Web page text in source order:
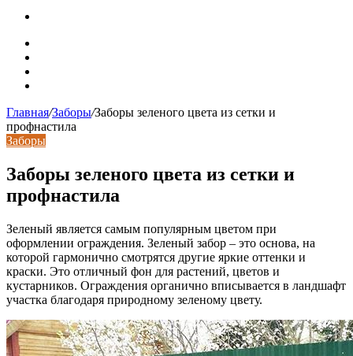
Главная/Заборы/Заборы зеленого цвета из сетки и
профнастила
Заборы
Заборы зеленого цвета из сетки и
профнастила
Зеленый является самым популярным цветом при
оформлении ограждения. Зеленый забор – это основа, на
которой гармонично смотрятся другие яркие оттенки и
краски. Это отличный фон для растений, цветов и
кустарников. Ограждения органично вписывается в ландшафт
участка благодаря природному зеленому цвету.